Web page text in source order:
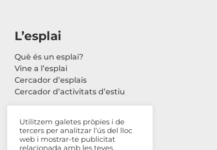
L’esplai
Què és un esplai?
Vine a l’esplai
Cercador d’esplais
Cercador d’activitats d’estiu
Contacte
Utilitzem galetes pròpies i de
tercers per analitzar l’ús del lloc
web i mostrar-te publicitat
relacionada amb les teves